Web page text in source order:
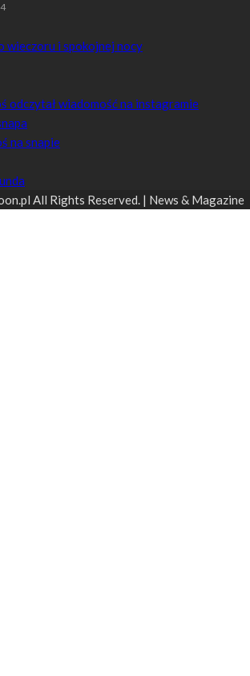
wieczoru i spokojnej nocy
odczytał wiadomość na instagramie
na snapie
All Rights Reserved. | News & Magazine